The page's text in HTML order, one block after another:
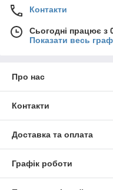
Контакти
Сьогодні працює з
Показати весь
Про нас
Контакти
Доставка та оплата
Графік роботи